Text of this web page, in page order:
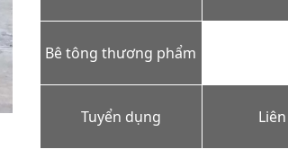
Bê tông thương phẩm
Tuyển dụng